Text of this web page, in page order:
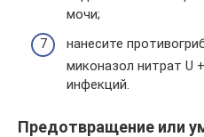
мочи;
нанесите
миконазол нитрат U
инфекций.
Предотвращение или